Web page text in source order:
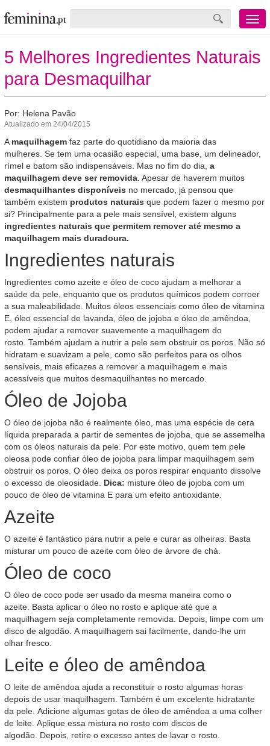
Menu
mobile
5 Melhores Ingredientes Naturais
para Desmaquilhar
Por: Helena Pavão
Atualizado em 24/04/2015
A maquilhagem faz parte do quotidiano da maioria das
mulheres. Se tem uma ocasião especial, uma base, um delineador,
rímel e batom são indispensáveis. Mas no fim do dia, a
maquilhagem deve ser removida . Apesar de haverem muitos
desmaquilhantes disponíveis no mercado, já pensou que
também existem produtos naturais que podem fazer o mesmo por
si? Principalmente para a pele mais sensível, existem alguns
ingredientes naturais que permitem remover até mesmo a
maquilhagem mais duradoura.
Ingredientes naturais
Ingredientes como azeite e óleo de coco ajudam a melhorar a
saúde da pele, enquanto que os produtos químicos podem corroer
a sua maleabilidade. Muitos óleos essenciais como óleo de vitamina
E, óleo essencial de lavanda, óleo de jojoba e óleo de amêndoa,
podem ajudar a remover suavemente a maquilhagem do
rosto. Também ajudam a nutrir a pele sem obstruir os poros. Não só
hidratam e suavizam a pele, como são perfeitos para os olhos
sensíveis, mais eficazes a remover a maquilhagem e mais
acessíveis que muitos desmaquilhantes no mercado.
Óleo de Jojoba
O óleo de jojoba não é realmente óleo, mas uma espécie de cera
líquida preparada a partir de sementes de jojoba, que se assemelha
com os óleos naturais da pele. Por este motivo, quem tem pele
oleosa pode confiar óleo de jojoba para limpar maquilhagem sem
obstruir os poros. O óleo deixa os poros respirar enquanto dissolve
o excesso de oleosidade. Dica: misture óleo de jojoba com um
pouco de óleo de vitamina E para um efeito antioxidante.
Azeite
O azeite é fantástico para nutrir a pele e curar as olheiras. Basta
misturar um pouco de azeite com óleo de árvore de chá.
Óleo de coco
O óleo de coco pode ser usado da mesma maneira como o
azeite. Basta aplicar o óleo no rosto e aplique até que a
maquilhagem seja completamente removida. Depois, limpe com um
disco de algodão. A maquilhagem sai facilmente, dando-lhe um
olhar fresco.
Leite e óleo de amêndoa
O leite de amêndoa ajuda a reconstituir o rosto algumas horas
depois de usar maquilhagem. Também é um excelente hidratante
da pele. Adicione algumas gotas de óleo de amêndoa a uma colher
de leite. Aplique essa mistura no rosto com discos de
algodão. Depois, retire o excesso antes de lavar o rosto.